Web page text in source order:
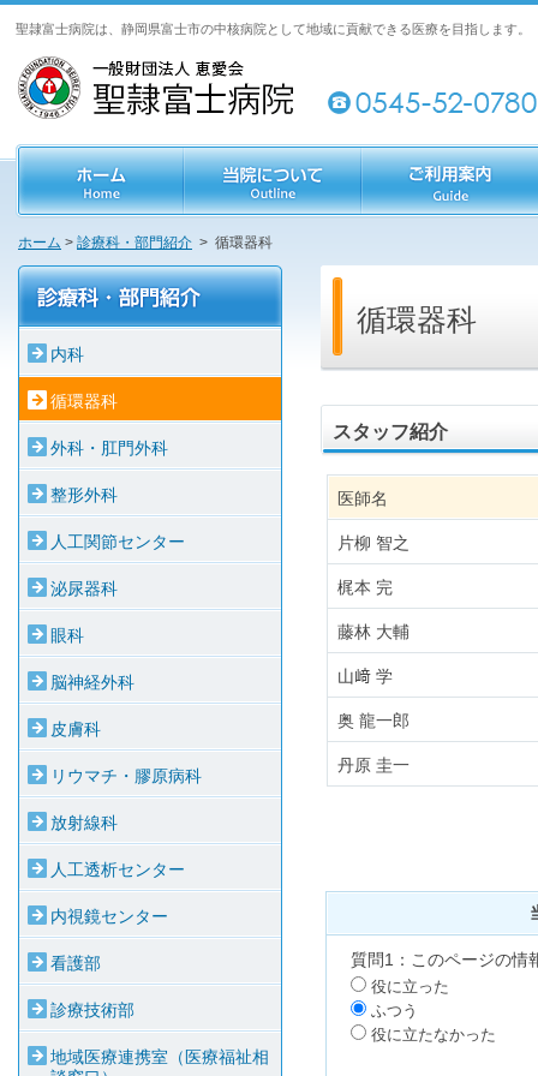
聖隷富士病院は、静岡県富士市の中核病院として地域に貢献できる医療を目指します。
ホーム > 診療科・部門紹介 > 循環器科
循環器科
スタッフ紹介
医師名
片柳 智之
梶本 完
藤林 大輔
山﨑 学
奥 龍一郎
丹原 圭一
質問1：このページの情
役に立った
ふつう
役に立たなかった
内科
循環器科
外科・肛門外科
整形外科
人工関節センター
泌尿器科
眼科
脳神経外科
皮膚科
リウマチ・膠原病科
放射線科
人工透析センター
内視鏡センター
看護部
診療技術部
地域医療連携室（医療福祉相